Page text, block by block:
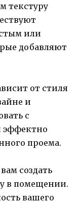
текстуру
или
добавляют
от стиля
и
с
эффектно
проема.
создать
в помещении.
вашего